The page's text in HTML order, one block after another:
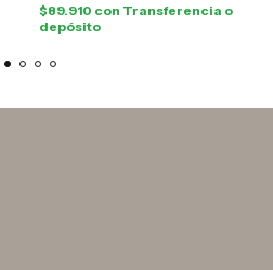
$89.910 con Transferencia o
depósito